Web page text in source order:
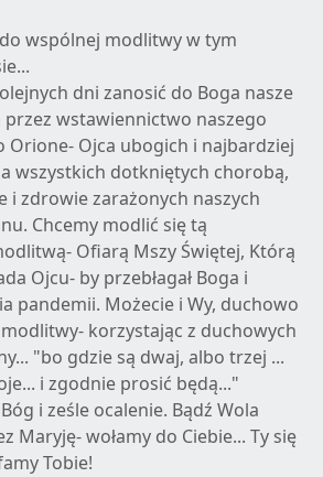
wspólnej modlitwy w tym
dni zanosić do Boga nasze
przez wstawiennictwo naszego
Orione- Ojca ubogich i najbardziej
wszystkich dotkniętych chorobą,
i zdrowie zarażonych naszych
Chcemy modlić się tą
Ofiarą Mszy Świętej, Którą
Ojcu- by przebłagał Boga i
pandemii. Możecie i Wy, duchowo
modlitwy- korzystając z duchowych
"bo gdzie są dwaj, albo trzej ...
i zgodnie prosić będą..."
i ześle ocalenie. Bądź Wola
Maryję- wołamy do Ciebie... Ty się
Tobie!